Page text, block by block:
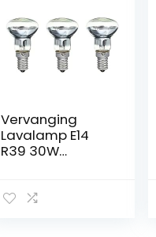
Vervanging
Lavalamp E14
R39 30W
Reflector Spot